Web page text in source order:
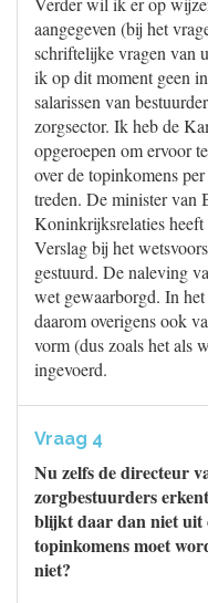
aangegeven (bij het
schriftelijke vragen van
ik op dit moment geen
salarissen van
zorgsector. Ik heb de
opgeroepen om ervoor
over de topinkomens
treden. De minister van
Koninkrijksrelaties
Verslag bij het
gestuurd. De naleving
wet gewaarborgd. In
daarom overigens ook
vorm (dus zoals het als
ingevoerd.
Vraag 4
Nu zelfs de directeur
zorgbestuurders
blijkt daar dan niet uit
topinkomens moet
niet?